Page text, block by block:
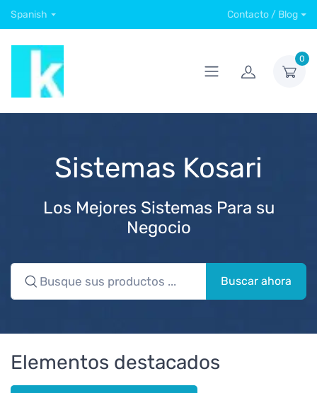
Spanish Contacto / Blog
0
Sistemas Kosari
Los Mejores Sistemas Para su
Negocio
Buscar ahora
Elementos destacados